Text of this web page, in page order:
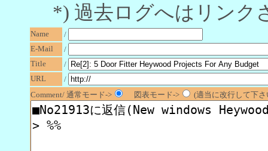
*) 過去ログへはリンク
Name
/
E-Mail
/
Title
/
URL
/
Comment/ 通常モード->
図表モード-> (適当に改行して下